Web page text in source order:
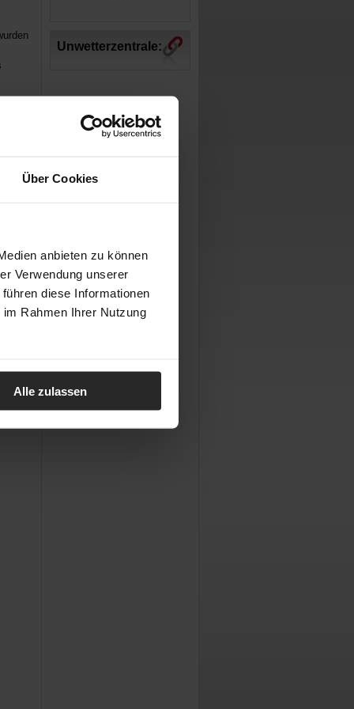
Über Cookies
anbieten zu können
Verwendung unserer
diese Informationen
Rahmen Ihrer Nutzung
Alle zulassen
Unwetterzentrale: